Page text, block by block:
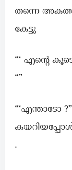
തന്നെ
കേട്ടു
“‘ എന്റെ
“”
“‘എന്താടോ
.